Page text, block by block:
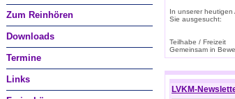
Zum Reinhören
Downloads
Termine
Links
In unserer
Sie ausgesucht:
Teilhabe / Freizeit
Gemeinsam in
LVKM-